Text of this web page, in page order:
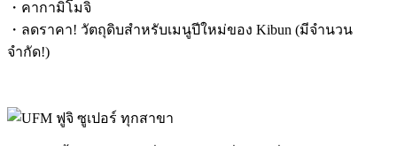
・คากามิโมจิ
・ลดราคา! วัตถุดิบสำหรับเมนูปีใหม่ของ Kibun (มีจำนวน
จำกัด!)